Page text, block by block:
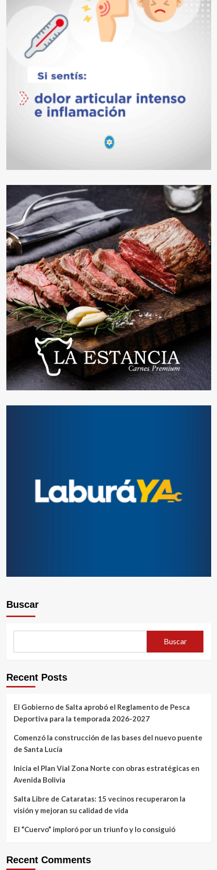
Buscar
Buscar
Recent Posts
El Gobierno de Salta aprobó el Reglamento de Pesca
Deportiva para la temporada 2026-2027
Comenzó la construcción de las bases del nuevo puente
de Santa Lucía
Inicia el Plan Vial Zona Norte con obras estratégicas en
Avenida Bolivia
Salta Libre de Cataratas: 15 vecinos recuperaron la
visión y mejoran su calidad de vida
El “Cuervo” imploró por un triunfo y lo consiguió
Recent Comments